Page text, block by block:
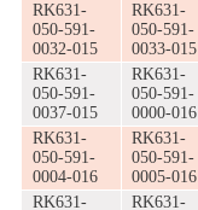
RK631-
050-591-
0032-015
RK631-
050-591-
0033-015
RK631-
050-591-
0037-015
RK631-
050-591-
0000-016
RK631-
050-591-
0004-016
RK631-
050-591-
0005-016
RK631-
RK631-